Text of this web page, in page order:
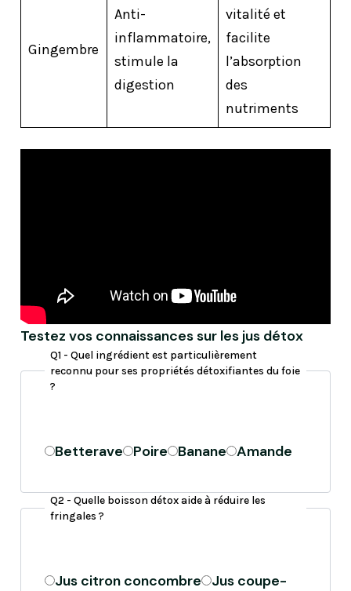
Gingembre
Anti-
inflammatoire,
stimule la
digestion
vitalité et
facilite
l’absorption
des
nutriments
Testez vos connaissances sur les jus détox
Q1 - Quel ingrédient est particulièrement
reconnu pour ses propriétés détoxifiantes du foie
?
Betterave Poire Banane Amande
une
réponse
les
Q2 - Quelle boisson détox aide à réduire les
fringales ?
Jus citron concombre
Jus coupe-